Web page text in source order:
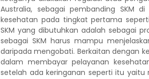
Australia, sebagai pembanding SKM
kesehatan pada tingkat pertama
SKM yang dibutuhkan adalah sebagai
sebagai SKM harus mampu
daripada mengobati. Berkaitan dengan
dalam membayar pelayanan
setelah ada keringanan seperti itu